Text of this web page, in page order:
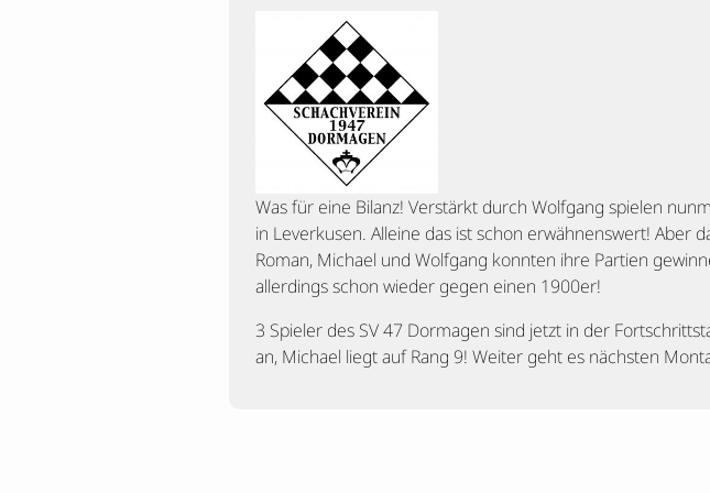
Was für eine Bilanz! Verstärkt durch Wolfgang spielen
in Leverkusen. Alleine das ist schon erwähnenswert! Aber
Roman, Michael und Wolfgang konnten ihre Partien
allerdings schon wieder gegen einen 1900er!
3 Spieler des SV 47 Dormagen sind jetzt in der
an, Michael liegt auf Rang 9! Weiter geht es nächsten